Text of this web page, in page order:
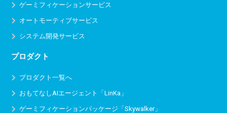
ゲーミフィケーションサービス
オートモーティブサービス
システム開発サービス
プロダクト
プロダクト一覧へ
おもてなしAIエージェント「LinKa」
ゲーミフィケーションパッケージ「Skywalker」